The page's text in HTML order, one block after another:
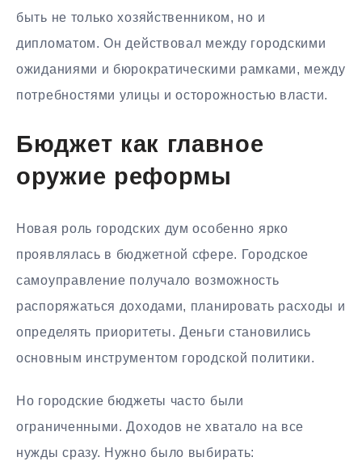
быть не только хозяйственником, но и
дипломатом. Он действовал между городскими
ожиданиями и бюрократическими рамками, между
потребностями улицы и осторожностью власти.
Бюджет как главное
оружие реформы
Новая роль городских дум особенно ярко
проявлялась в бюджетной сфере. Городское
самоуправление получало возможность
распоряжаться доходами, планировать расходы и
определять приоритеты. Деньги становились
основным инструментом городской политики.
Но городские бюджеты часто были
ограниченными. Доходов не хватало на все
нужды сразу. Нужно было выбирать: